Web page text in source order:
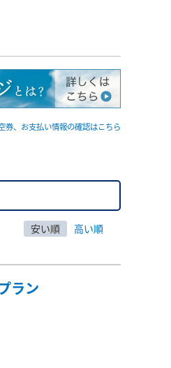
券、お支払い情報の確認はこちら
安い順 高い順
ラン